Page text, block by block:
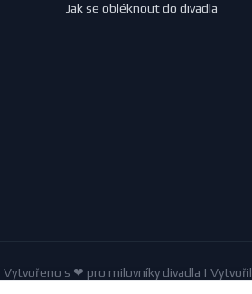
Jak se obléknout do divadla
Vytvořeno s ❤ pro milovníky divadla | Vytvořil